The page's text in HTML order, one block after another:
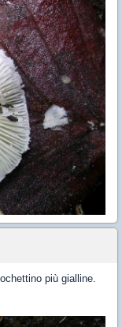
più gialline.